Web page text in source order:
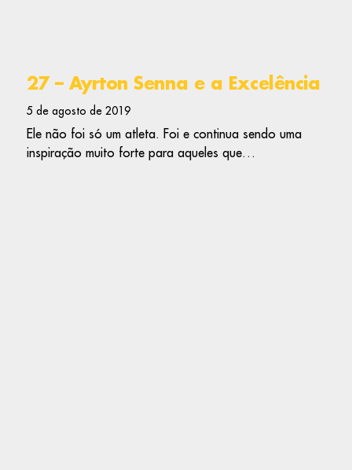
27 – Ayrton Senna e a Excelência
5 de agosto de 2019
Ele não foi só um atleta. Foi e continua sendo uma
inspiração muito forte para aqueles que…